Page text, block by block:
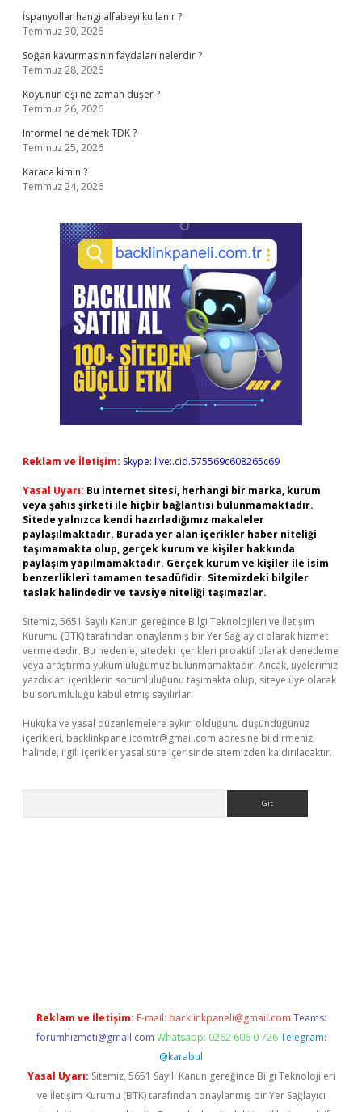
İspanyollar hangi alfabeyi kullanır ?
Temmuz 30, 2026
Soğan kavurmasının faydaları nelerdir ?
Temmuz 28, 2026
Koyunun eşi ne zaman düşer ?
Temmuz 26, 2026
Informel ne demek TDK ?
Temmuz 25, 2026
Karaca kimin ?
Temmuz 24, 2026
Reklam ve İletişim: Skype: live:.cid.575569c608265c69
Yasal Uyarı: Bu internet sitesi, herhangi bir marka, kurum
veya şahıs şirketi ile hiçbir bağlantısı bulunmamaktadır.
Sitede yalnızca kendi hazırladığımız makaleler
paylaşılmaktadır. Burada yer alan içerikler haber niteliği
taşımamakta olup, gerçek kurum ve kişiler hakkında
paylaşım yapılmamaktadır. Gerçek kurum ve kişiler ile isim
benzerlikleri tamamen tesadüfidir. Sitemizdeki bilgiler
taslak halindedir ve tavsiye niteliği taşımazlar.
Sitemiz, 5651 Sayılı Kanun gereğince Bilgi Teknolojileri ve İletişim
Kurumu (BTK) tarafından onaylanmış bir Yer Sağlayıcı olarak hizmet
vermektedir. Bu nedenle, sitedeki içerikleri proaktif olarak denetleme
veya araştırma yükümlülüğümüz bulunmamaktadır. Ancak, üyelerimiz
yazdıkları içeriklerin sorumluluğunu taşımakta olup, siteye üye olarak
bu sorumluluğu kabul etmiş sayılırlar.
Hukuka ve yasal düzenlemelere aykırı olduğunu düşündüğünüz
içerikleri, backlinkpanelicomtr@gmail.com adresine bildirmeniz
halinde, ilgili içerikler yasal süre içerisinde sitemizden kaldırılacaktır.
Reklam ve İletişim: E-mail: backlinkpaneli@gmail.com Teams:
forumhizmeti@gmail.com Whatsapp: 0262 606 0 726 Telegram:
@karabul
Yasal Uyarı: Sitemiz, 5651 Sayılı Kanun gereğince Bilgi Teknolojileri
ve İletişim Kurumu (BTK) tarafından onaylanmış bir Yer Sağlayıcı